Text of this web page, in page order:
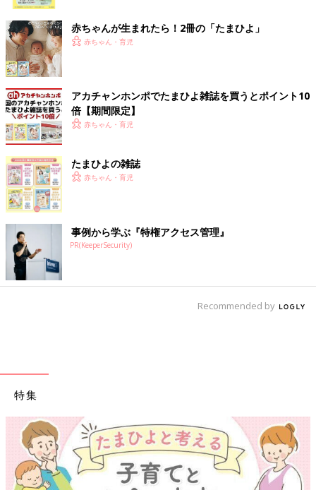
赤ちゃんが生まれたら！2冊の「たまひよ」
赤ちゃん・育児
アカチャンホンポでたまひよ雑誌を買うとポイント10
倍【期間限定】
赤ちゃん・育児
たまひよの雑誌
赤ちゃん・育児
事例から学ぶ『特権アクセス管理』
PR(KeeperSecurity)
Recommended by
特集